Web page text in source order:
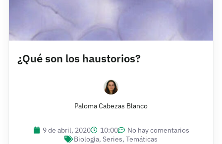
¿Qué son los haustorios?
Paloma Cabezas Blanco
9 de abril, 2020 10:00
No hay comentarios
Biología, Series, Temáticas